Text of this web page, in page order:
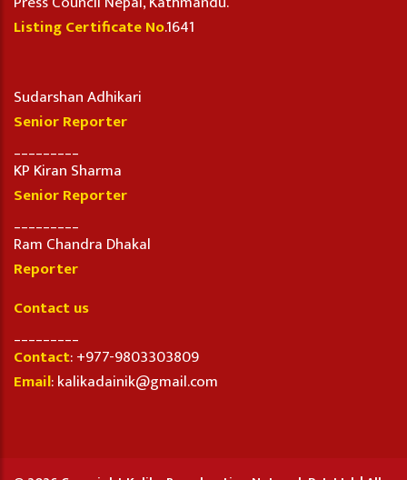
Listing Certificate No.1641
Sudarshan Adhikari
Senior Reporter
KP Kiran Sharma
Senior Reporter
Ram Chandra Dhakal
Reporter
Contact us
Contact: +977-9803303809
Email: kalikadainik@gmail.com